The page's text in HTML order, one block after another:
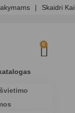
| Skaidri
0